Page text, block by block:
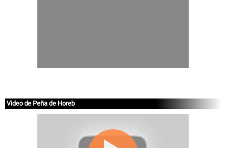
Video de Peña de Horeb